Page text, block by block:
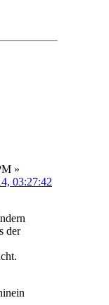
»
03:27:42
der